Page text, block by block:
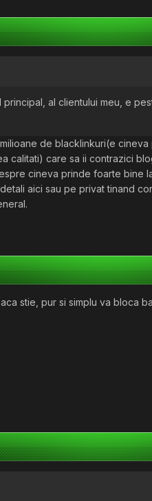
principal, al clientului meu, e
de blacklinkuri(e
calitati) care sa ii contrazici
cineva prinde foarte bine
aici sau pe privat tinand
stie, pur si simplu va bloca